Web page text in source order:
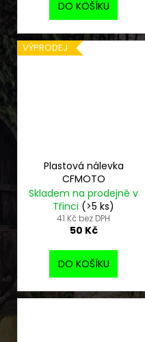
DO KOŠÍKU
VÝPRODEJ
Plastová nálevka
CFMOTO
Skladem na prodejně v
Třinci (>5 ks)
41 Kč bez DPH
50 Kč
DO KOŠÍKU